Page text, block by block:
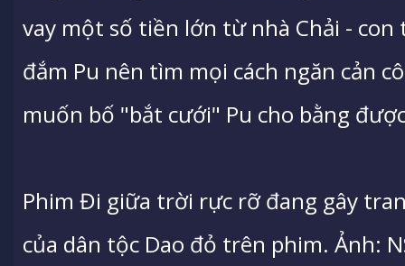
vay một số tiền lớn từ nhà Chải - con
đắm Pu nên tìm mọi cách ngăn cản
muốn bố "bắt cưới" Pu cho bằng
Phim Đi giữa trời rực rỡ đang gây
của dân tộc Dao đỏ trên phim. Ảnh: